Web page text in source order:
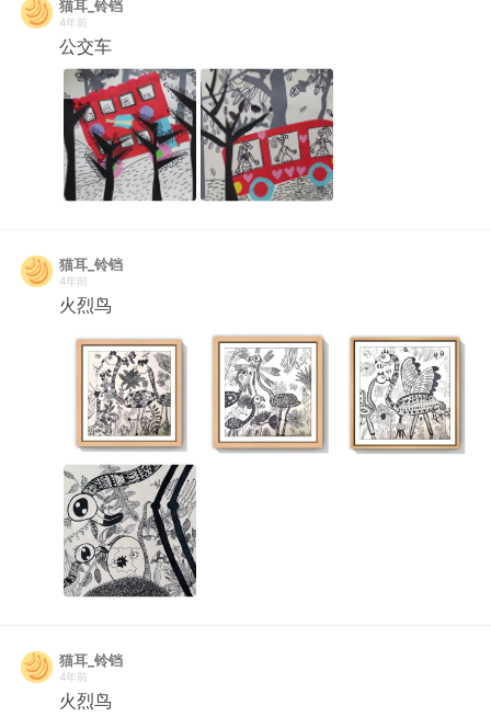
猫耳_铃铛
4年前
公交车
猫耳_铃铛
4年前
火烈鸟
猫耳_铃铛
4年前
火烈鸟